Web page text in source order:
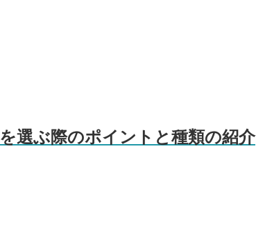
選ぶ際のポイントと種類の紹介